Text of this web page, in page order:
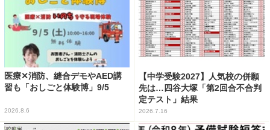
医療✕消防、縫合デモやAED講
習も「おしごと体験博」9/5
2026.8.6
【中学受験2027】人気校の併願
先は…四谷大塚「第2回合不合判
定テスト」結果
2026.7.16